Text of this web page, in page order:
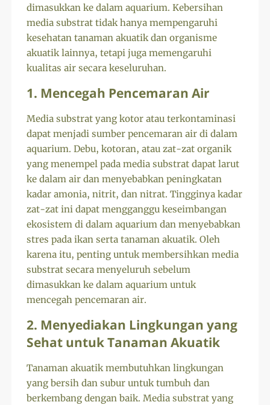
dimasukkan ke dalam aquarium. Kebersihan
media substrat tidak hanya mempengaruhi
kesehatan tanaman akuatik dan organisme
akuatik lainnya, tetapi juga memengaruhi
kualitas air secara keseluruhan.
1. Mencegah Pencemaran Air
Media substrat yang kotor atau terkontaminasi
dapat menjadi sumber pencemaran air di dalam
aquarium. Debu, kotoran, atau zat-zat organik
yang menempel pada media substrat dapat larut
ke dalam air dan menyebabkan peningkatan
kadar amonia, nitrit, dan nitrat. Tingginya kadar
zat-zat ini dapat mengganggu keseimbangan
ekosistem di dalam aquarium dan menyebabkan
stres pada ikan serta tanaman akuatik. Oleh
karena itu, penting untuk membersihkan media
substrat secara menyeluruh sebelum
dimasukkan ke dalam aquarium untuk
mencegah pencemaran air.
2. Menyediakan Lingkungan yang
Sehat untuk Tanaman Akuatik
Tanaman akuatik membutuhkan lingkungan
yang bersih dan subur untuk tumbuh dan
berkembang dengan baik. Media substrat yang